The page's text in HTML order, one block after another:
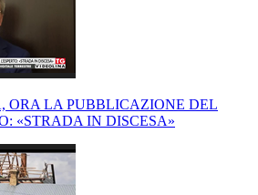
ORA LA PUBBLICAZIONE DEL
«STRADA IN DISCESA»